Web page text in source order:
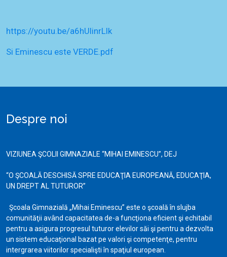
https://youtu.be/a6hUlinrLlk
Si Eminescu este VERDE.pdf
Despre noi
VIZIUNEA ŞCOLII GIMNAZIALE “MIHAI EMINESCU”, DEJ
“O ŞCOALĂ DESCHISĂ SPRE EDUCAŢIA EUROPEANĂ, EDUCAŢIA,
UN DREPT AL TUTUROR”
Şcoala Gimnazială „Mihai Eminescu” este o şcoală în slujba
comunităţii având capacitatea de-a funcţiona eficient şi echitabil
pentru a asigura progresul tuturor elevilor săi şi pentru a dezvolta
un sistem educaţional bazat pe valori şi competenţe, pentru
intergrarea viitorilor specialişti în spaţiul european.